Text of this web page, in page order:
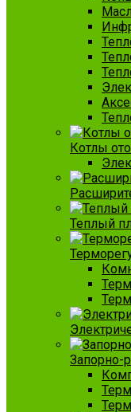
Котлы
Теплый
Запорно-